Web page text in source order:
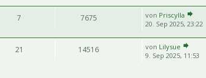
7 7675 von Priscylla
20. Sep 2025, 23:22
21 14516 von Lilysue
9. Sep 2025, 11:53